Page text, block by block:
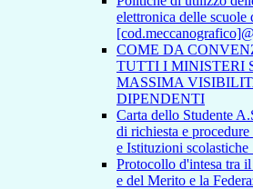
elettronica delle scuole
COME DA
TUTTI I MINISTERI
MASSIMA
DIPENDENTI
Carta dello Studente
di richiesta e
e Istituzioni scolastiche
Protocollo d'intesa tra
e del Merito e la